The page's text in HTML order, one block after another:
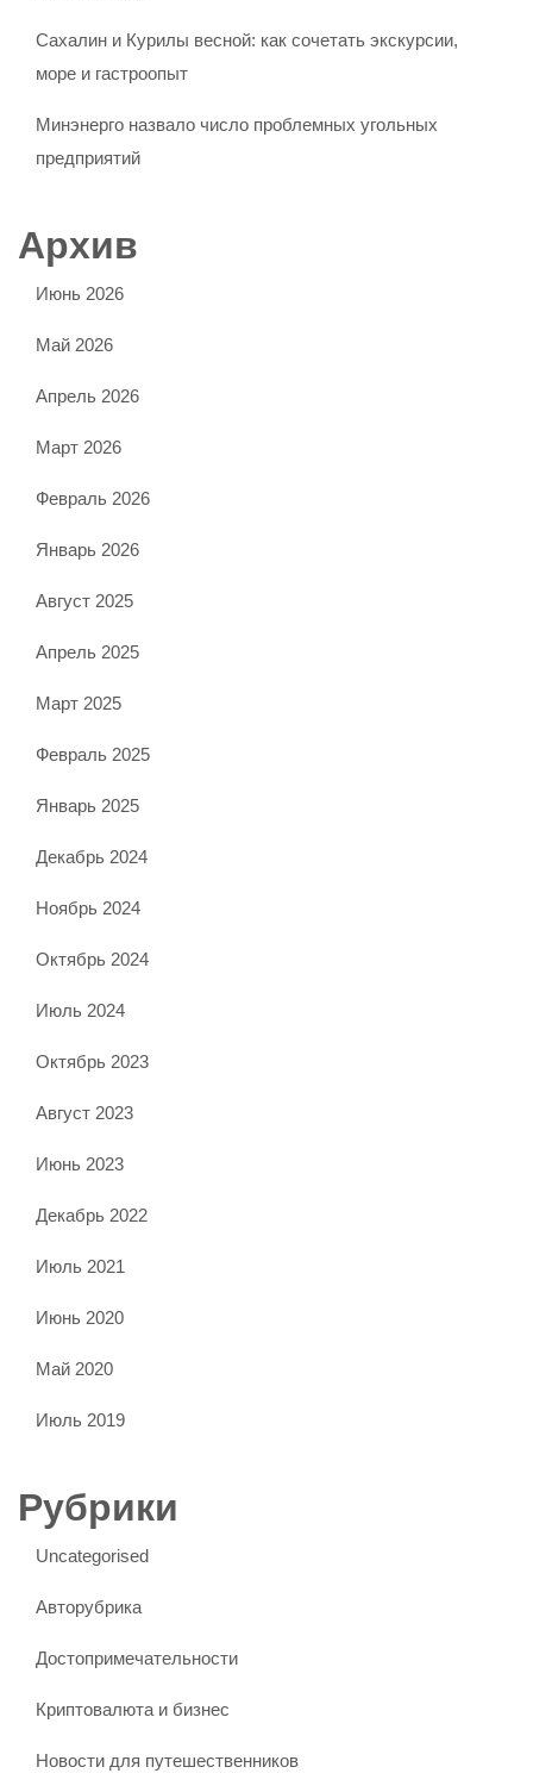
Сахалин и Курилы весной: как сочетать экскурсии,
море и гастроопыт
Минэнерго назвало число проблемных угольных
предприятий
Архив
Июнь 2026
Май 2026
Апрель 2026
Март 2026
Февраль 2026
Январь 2026
Август 2025
Апрель 2025
Март 2025
Февраль 2025
Январь 2025
Декабрь 2024
Ноябрь 2024
Октябрь 2024
Июль 2024
Октябрь 2023
Август 2023
Июнь 2023
Декабрь 2022
Июль 2021
Июнь 2020
Май 2020
Июль 2019
Рубрики
Uncategorised
Авторубрика
Достопримечательности
Криптовалюта и бизнес
Новости для путешественников